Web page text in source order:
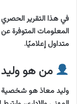
في هذا التقرير
المعلومات المتوفرة
متداول إعلاميًا.
من هو
وليد معاذ هو شخصية